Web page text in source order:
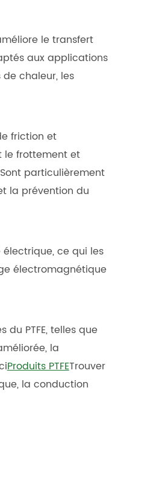
le transfert
aux applications
chaleur, les
friction et
le frottement et
Sont particulièrement
la prévention du
ce qui les
électromagnétique
PTFE, telles que
la
Produits PTFETrouver
la conduction